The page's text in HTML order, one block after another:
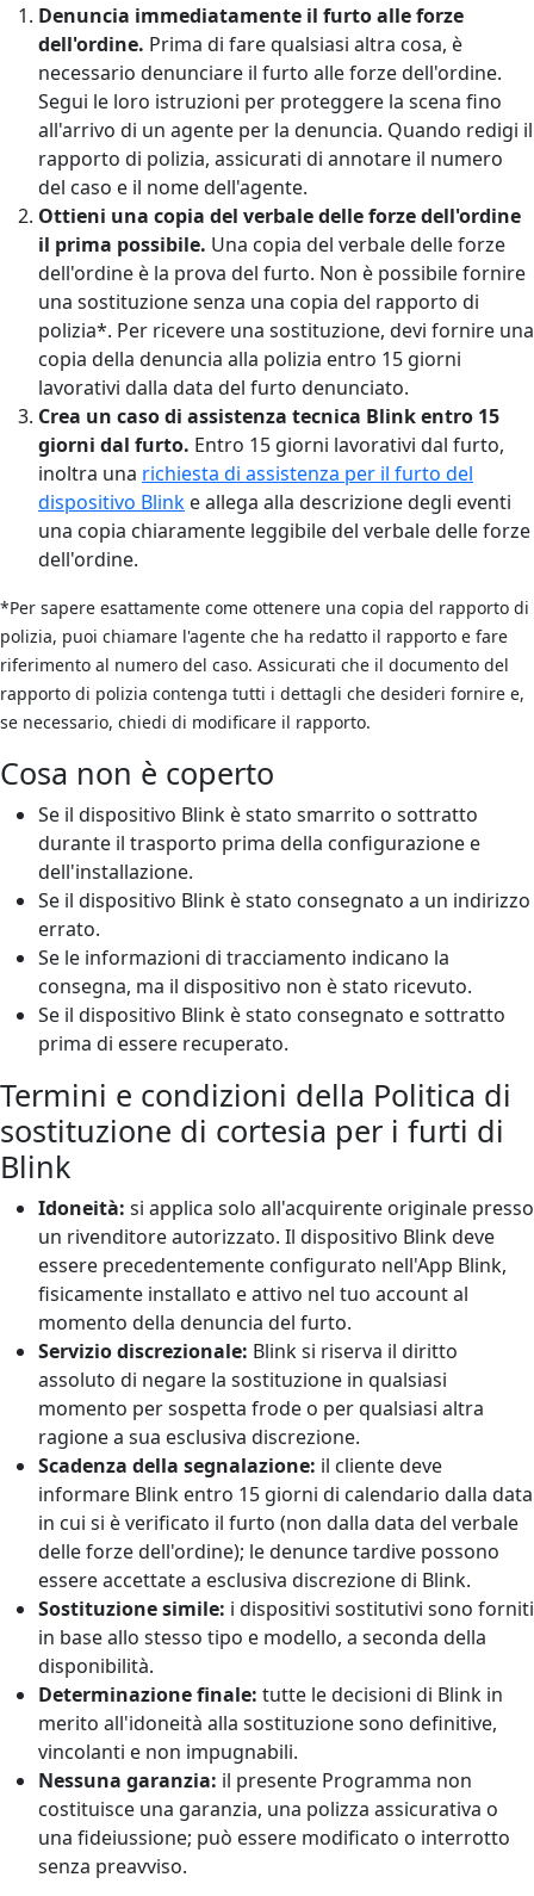
Denuncia immediatamente il furto alle forze
dell'ordine. Prima di fare qualsiasi altra cosa, è
necessario denunciare il furto alle forze dell'ordine.
Segui le loro istruzioni per proteggere la scena fino
all'arrivo di un agente per la denuncia. Quando redigi il
rapporto di polizia, assicurati di annotare il numero
del caso e il nome dell'agente.
Ottieni una copia del verbale delle forze dell'ordine
il prima possibile. Una copia del verbale delle forze
dell'ordine è la prova del furto. Non è possibile fornire
una sostituzione senza una copia del rapporto di
polizia*. Per ricevere una sostituzione, devi fornire una
copia della denuncia alla polizia entro 15 giorni
lavorativi dalla data del furto denunciato.
Crea un caso di assistenza tecnica Blink entro 15
giorni dal furto. Entro 15 giorni lavorativi dal furto,
inoltra una richiesta di assistenza per il furto del
dispositivo Blink e allega alla descrizione degli eventi
una copia chiaramente leggibile del verbale delle forze
dell'ordine.
*Per sapere esattamente come ottenere una copia del rapporto di
polizia, puoi chiamare l'agente che ha redatto il rapporto e fare
riferimento al numero del caso. Assicurati che il documento del
rapporto di polizia contenga tutti i dettagli che desideri fornire e,
se necessario, chiedi di modificare il rapporto.
Cosa non è coperto
Se il dispositivo Blink è stato smarrito o sottratto
durante il trasporto prima della configurazione e
dell'installazione.
Se il dispositivo Blink è stato consegnato a un indirizzo
errato.
Se le informazioni di tracciamento indicano la
consegna, ma il dispositivo non è stato ricevuto.
Se il dispositivo Blink è stato consegnato e sottratto
prima di essere recuperato.
Termini e condizioni della Politica di
sostituzione di cortesia per i furti di
Blink
Idoneità: si applica solo all'acquirente originale presso
un rivenditore autorizzato. Il dispositivo Blink deve
essere precedentemente configurato nell'App Blink,
fisicamente installato e attivo nel tuo account al
momento della denuncia del furto.
Servizio discrezionale: Blink si riserva il diritto
assoluto di negare la sostituzione in qualsiasi
momento per sospetta frode o per qualsiasi altra
ragione a sua esclusiva discrezione.
Scadenza della segnalazione: il cliente deve
informare Blink entro 15 giorni di calendario dalla data
in cui si è verificato il furto (non dalla data del verbale
delle forze dell'ordine); le denunce tardive possono
essere accettate a esclusiva discrezione di Blink.
Sostituzione simile: i dispositivi sostitutivi sono forniti
in base allo stesso tipo e modello, a seconda della
disponibilità.
Determinazione finale: tutte le decisioni di Blink in
merito all'idoneità alla sostituzione sono definitive,
vincolanti e non impugnabili.
Nessuna garanzia: il presente Programma non
costituisce una garanzia, una polizza assicurativa o
una fideiussione; può essere modificato o interrotto
senza preavviso.